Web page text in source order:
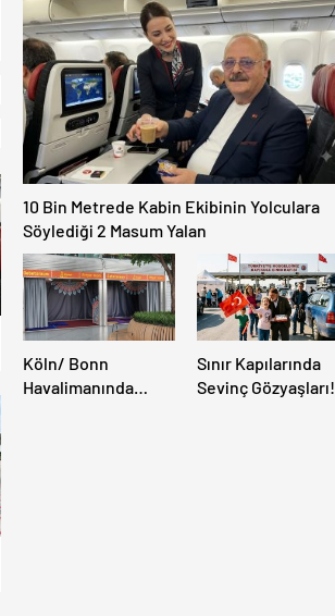
RAHATLAMA:
DEREKÖY HAFİF
TİCARİ ARAÇLARA
AÇILIYOR!
Karayollarına Akın
Etti, Gümrükler
Kilitlendi!
10 Bin Metrede Kabin Ekibinin Yolculara
Söylediği 2 Masum Yalan
Köln/ Bonn
Havalimanında
Sınır Kapılarında
Sevinç Gözyaşları!